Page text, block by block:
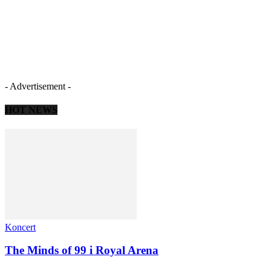
- Advertisement -
HOT NEWS
Koncert
The Minds of 99 i Royal Arena